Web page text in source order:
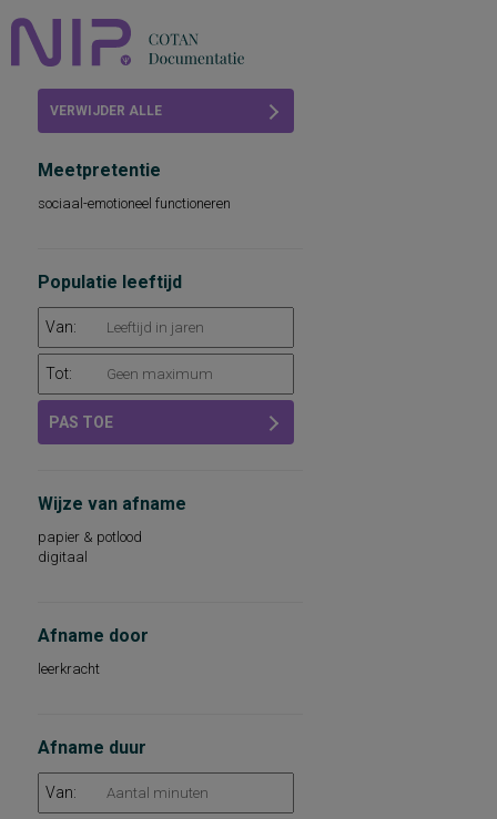
VERWIJDER ALLE
Meetpretentie
sociaal-emotioneel functioneren
Populatie leeftijd
Van:
Tot:
PAS TOE
Wijze van afname
papier & potlood
digitaal
Afname door
leerkracht
Afname duur
Van: